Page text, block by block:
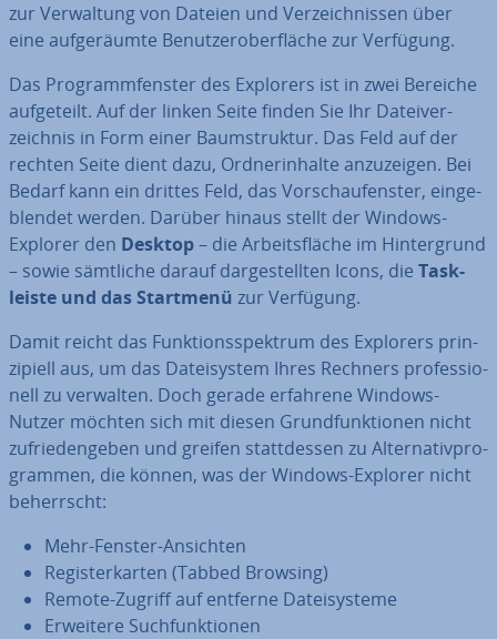
zur Ver­wal­tung von Dateien und Ver­zeich­nis­sen über
eine auf­ge­räum­te Be­nut­zer­ober­flä­che zur Verfügung.
Das Pro­gramm­fens­ter des Explorers ist in zwei Bereiche
auf­ge­teilt. Auf der linken Seite finden Sie Ihr Da­tei­ver­
zeich­nis in Form einer Baum­struk­tur. Das Feld auf der
rechten Seite dient dazu, Ord­ner­in­hal­te an­zu­zei­gen. Bei
Bedarf kann ein drittes Feld, das Vor­schau­fens­ter, ein­ge­
blen­det werden. Darüber hinaus stellt der Windows-
Explorer den Desktop– die Ar­beits­flä­che im Hin­ter­grund
– sowie sämtliche darauf dar­ge­stell­ten Icons, die Task­
leis­te und das Startmenü zur Verfügung.
Damit reicht das Funk­ti­ons­spek­trum des Explorers prin­
zi­pi­ell aus, um das Da­tei­sys­tem Ihres Rechners pro­fes­sio­
nell zu verwalten. Doch gerade erfahrene Windows-
Nutzer möchten sich mit diesen Grund­funk­tio­nen nicht
zu­frie­den­ge­ben und greifen statt­des­sen zu Al­ter­na­tiv­pro­
gram­men, die können, was der Windows-Explorer nicht
be­herrscht:
Mehr-Fenster-Ansichten
Re­gis­ter­kar­ten (Tabbed Browsing)
Remote-Zugriff auf entferne Da­tei­sys­te­me
Erweitere Such­funk­tio­nen